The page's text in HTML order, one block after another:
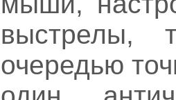
выстрелы,
очередью